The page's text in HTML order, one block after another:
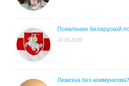
Появление беларуской
10.08.2020
Левизна без